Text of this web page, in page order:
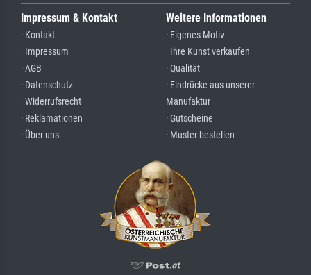
Impressum & Kontakt
· Kontakt
· Impressum
· AGB
· Datenschutz
· Widerrufsrecht
· Reklamationen
· Über uns
Weitere Informationen
· Eigenes Motiv
· Ihre Kunst verkaufen
· Qualität
· Eindrücke aus unserer
Manufaktur
· Gutscheine
· Muster bestellen